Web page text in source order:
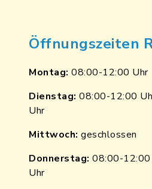
Öffnungszeiten
Montag: 08:00-12:00 Uhr
Dienstag: 08:00-12:00
Uhr
Mittwoch: geschlossen
Donnerstag: 08:00-
Uhr